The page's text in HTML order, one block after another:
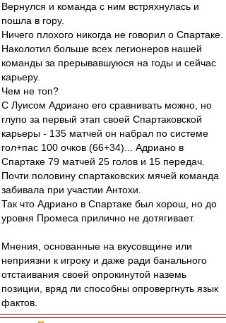
Вернулся и команда с ним встряхнулась и
пошла в гору.
Ничего плохого никогда не говорил о Спартаке.
Наколотил больше всех легионеров нашей
команды за прерывавшуюся на годы и сейчас
карьеру.
Чем не топ?
С Луисом Адриано его сравнивать можно, но
глупо за первый этап своей Спартаковской
карьеры - 135 матчей он набрал по системе
гол+пас 100 очков (66+34)... Адриано в
Спартаке 79 матчей 25 голов и 15 передач.
Почти половину спартаковских мячей команда
забивала при участии Антохи.
Так что Адриано в Спартаке был хорош, но до
уровня Промеса прилично не дотягивает.
Мнения, основанные на вкусовщине или
неприязни к игроку и даже ради банального
отстаивания своей опрокинутой наземь
позиции, вряд ли способны опровергнуть язык
фактов.